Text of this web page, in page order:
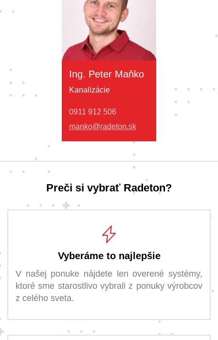
Ing. Peter Maňko
Kanalizácie
0911 912 506
manko@radeton.sk
Preči si vybrať Radeton?
Vyberáme to najlepšie
V našej ponuke nájdete len overené systémy,
ktoré sme starostlivo vybrali z ponuky výrobcov
z celého sveta.